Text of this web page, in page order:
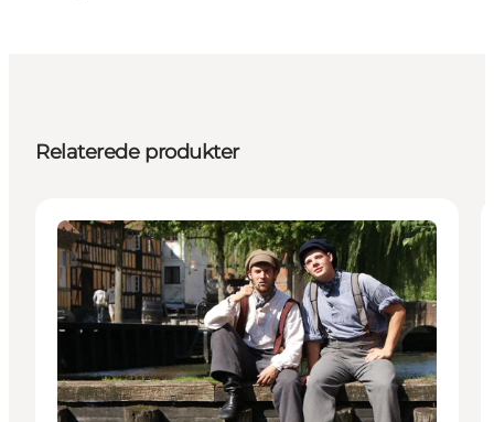
Relaterede produkter
Attraktioner